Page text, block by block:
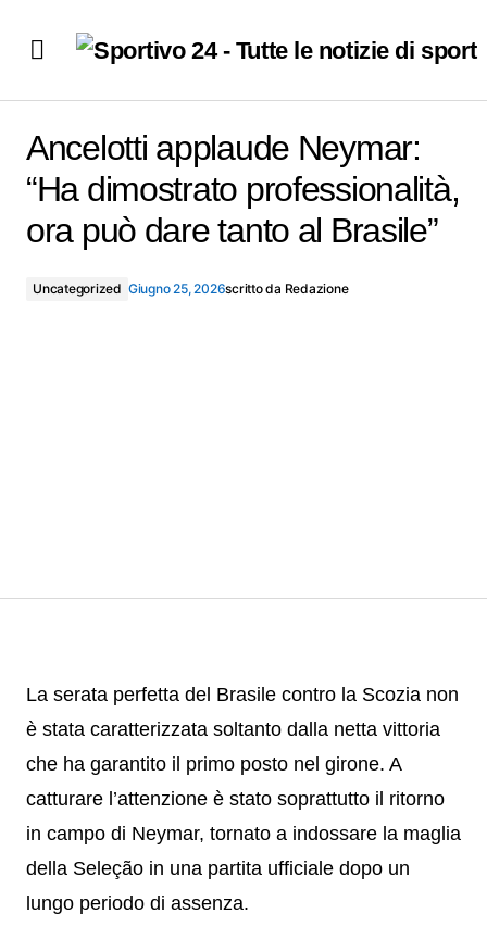
professionalità, ora può dare tanto al Brasile”
Ancelotti applaude Neymar:
“Ha dimostrato professionalità,
ora può dare tanto al Brasile”
Uncategorized Giugno 25, 2026scritto da Redazione
La serata perfetta del Brasile contro la Scozia non
è stata caratterizzata soltanto dalla netta vittoria
che ha garantito il primo posto nel girone. A
catturare l’attenzione è stato soprattutto il ritorno
in campo di Neymar, tornato a indossare la maglia
della Seleção in una partita ufficiale dopo un
lungo periodo di assenza.